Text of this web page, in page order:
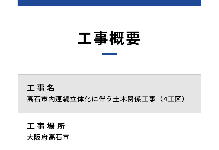
工事概要
工事名
高石市内連続立体化に伴う土木関係工事（4工区）
工事場所
大阪府高石市